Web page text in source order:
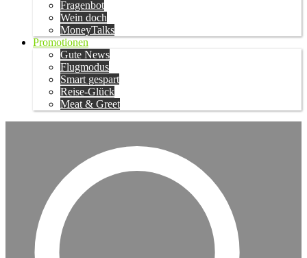
Fragenbot
Wein doch
MoneyTalks
Promotionen
Gute News
Flugmodus
Smart gespart
Reise-Glück
Meat & Greet